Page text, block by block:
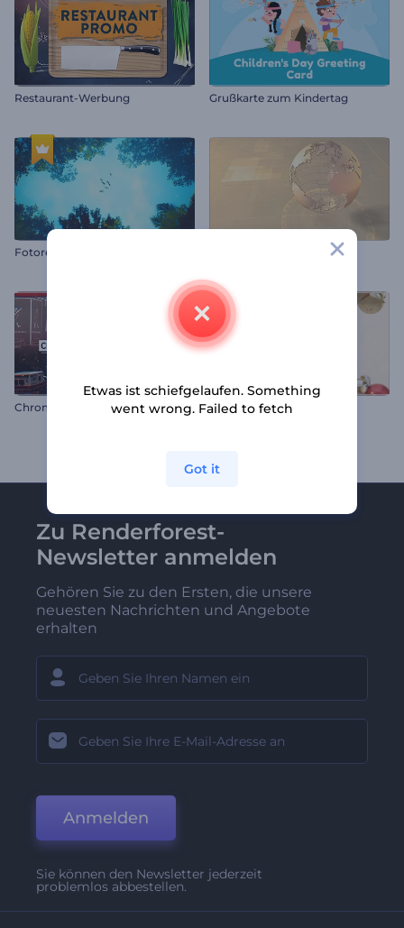
Restaurant-Werbung Grußkarte zum Kindertag
Fotorealistische Natur Pack Industrie-Entwicklungsset
Chromatische Glitch Diashow Weihnachtskugel-Opener
Zu Renderforest-
Newsletter anmelden
Gehören Sie zu den Ersten, die unsere
neuesten Nachrichten und Angebote
erhalten
Anmelden
Sie können den Newsletter jederzeit
problemlos abbestellen.
Etwas ist schiefgelaufen. Something
went wrong. Failed to fetch
Got it